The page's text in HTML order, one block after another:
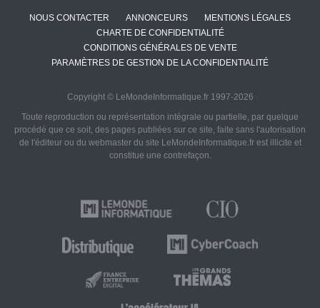
NOUS CONTACTER ANNONCEURS
MENTIONS LÉGALES
CHARTE DE CONFIDENTIALITÉ
CONDITIONS GÉNÉRALES DE VENTE
PARAMÈTRES DE GESTION DE LA CONFIDENTIALITÉ
Copyright © LeMondeInformatique.fr 1997-2026
Toute reproduction ou représentation intégrale ou partielle, par quelque
procédé que ce soit, des pages publiées sur ce site, faite sans l'autorisation
de l'éditeur ou du webmaster du site LeMondeInformatique.fr est illicite et
constitue une contrefaçon.